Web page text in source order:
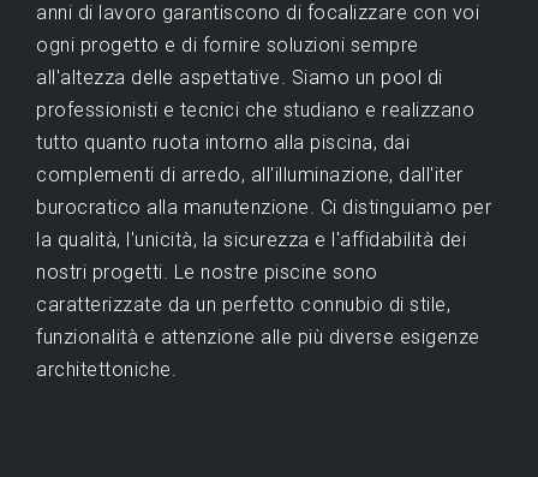
anni di lavoro garantiscono di focalizzare con voi
ogni progetto e di fornire soluzioni sempre
all'altezza delle aspettative. Siamo un pool di
professionisti e tecnici che studiano e realizzano
tutto quanto ruota intorno alla piscina, dai
complementi di arredo, all'illuminazione, dall'iter
burocratico alla manutenzione. Ci distinguiamo per
la qualità, l'unicità, la sicurezza e l'affidabilità dei
nostri progetti. Le nostre piscine sono
caratterizzate da un perfetto connubio di stile,
funzionalità e attenzione alle più diverse esigenze
architettoniche.